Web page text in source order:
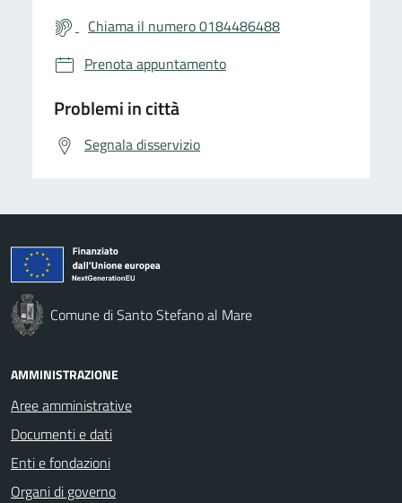
Chiama il numero 0184486488
Prenota appuntamento
Problemi in città
Segnala disservizio
Comune di Santo Stefano al Mare
AMMINISTRAZIONE
Aree amministrative
Documenti e dati
Enti e fondazioni
Organi di governo